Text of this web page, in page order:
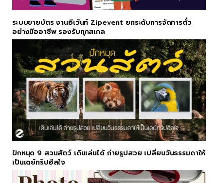
ระบบขายบัตร งานอีเว้นท์ Zipevent ยกระดับการจัดการตั๋ว
อย่างมืออาชีพ รองรับทุกสเกล
ปักหมุด 9 สวนสัตว์ เดินเล่นได้ ถ่ายรูปสวย เปลี่ยนวันธรรมดาให้
เป็นเดย์ทริปฮีลใจ